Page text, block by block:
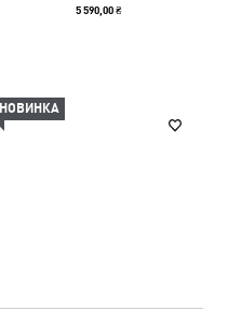
5 590,00 ₴
НОВИНКА